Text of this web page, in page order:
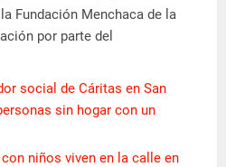
Fundación Menchaca de la
por parte del
social de Cáritas en San
sin hogar con un
niños viven en la calle en